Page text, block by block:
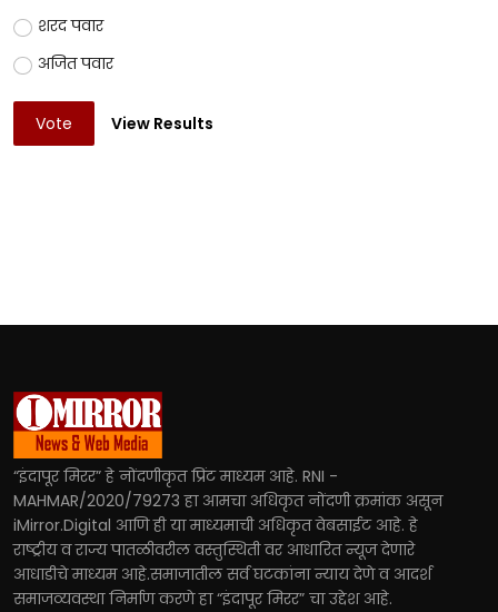
शरद पवार
अजित पवार
Vote View Results
“इंदापूर मिरर” हे नोंदणीकृत प्रिंट माध्यम आहे. RNI -
MAHMAR/2020/79273 हा आमचा अधिकृत नोंदणी क्रमांक असून
iMirror.Digital आणि ही या माध्यमाची अधिकृत वेबसाईट आहे. हे
राष्ट्रीय व राज्य पातळीवरील वस्तुस्थिती वर आधारित न्यूज देणारे
आधाडीचे माध्यम आहे.समाजातील सर्व घटकांना न्याय देणे व आदर्श
समाजव्यवस्था निर्माण करणे हा “इंदापूर मिरर” चा उद्देश आहे.